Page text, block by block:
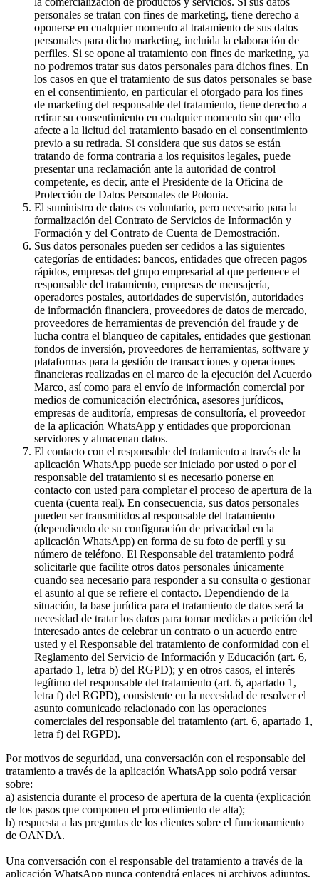
personales se tratan con fines de marketing, tiene derecho a
oponerse en cualquier momento al tratamiento de sus datos
personales para dicho marketing, incluida la elaboración de
perfiles. Si se opone al tratamiento con fines de marketing, ya
no podremos tratar sus datos personales para dichos fines. En
los casos en que el tratamiento de sus datos personales se base
en el consentimiento, en particular el otorgado para los fines
de marketing del responsable del tratamiento, tiene derecho a
retirar su consentimiento en cualquier momento sin que ello
afecte a la licitud del tratamiento basado en el consentimiento
previo a su retirada. Si considera que sus datos se están
tratando de forma contraria a los requisitos legales, puede
presentar una reclamación ante la autoridad de control
competente, es decir, ante el Presidente de la Oficina de
Protección de Datos Personales de Polonia.
El suministro de datos es voluntario, pero necesario para la
formalización del Contrato de Servicios de Información y
Formación y del Contrato de Cuenta de Demostración.
Sus datos personales pueden ser cedidos a las siguientes
categorías de entidades: bancos, entidades que ofrecen pagos
rápidos, empresas del grupo empresarial al que pertenece el
responsable del tratamiento, empresas de mensajería,
operadores postales, autoridades de supervisión, autoridades
de información financiera, proveedores de datos de mercado,
proveedores de herramientas de prevención del fraude y de
lucha contra el blanqueo de capitales, entidades que gestionan
fondos de inversión, proveedores de herramientas, software y
plataformas para la gestión de transacciones y operaciones
financieras realizadas en el marco de la ejecución del Acuerdo
Marco, así como para el envío de información comercial por
medios de comunicación electrónica, asesores jurídicos,
empresas de auditoría, empresas de consultoría, el proveedor
de la aplicación WhatsApp y entidades que proporcionan
servidores y almacenan datos.
El contacto con el responsable del tratamiento a través de la
aplicación WhatsApp puede ser iniciado por usted o por el
responsable del tratamiento si es necesario ponerse en
contacto con usted para completar el proceso de apertura de la
cuenta (cuenta real). En consecuencia, sus datos personales
pueden ser transmitidos al responsable del tratamiento
(dependiendo de su configuración de privacidad en la
aplicación WhatsApp) en forma de su foto de perfil y su
número de teléfono. El Responsable del tratamiento podrá
solicitarle que facilite otros datos personales únicamente
cuando sea necesario para responder a su consulta o gestionar
el asunto al que se refiere el contacto. Dependiendo de la
situación, la base jurídica para el tratamiento de datos será la
necesidad de tratar los datos para tomar medidas a petición del
interesado antes de celebrar un contrato o un acuerdo entre
usted y el Responsable del tratamiento de conformidad con el
Reglamento del Servicio de Información y Educación (art. 6,
apartado 1, letra b) del RGPD); y en otros casos, el interés
legítimo del responsable del tratamiento (art. 6, apartado 1,
letra f) del RGPD), consistente en la necesidad de resolver el
asunto comunicado relacionado con las operaciones
comerciales del responsable del tratamiento (art. 6, apartado 1,
letra f) del RGPD).
Por motivos de seguridad, una conversación con el responsable del
tratamiento a través de la aplicación WhatsApp solo podrá versar
sobre:
a) asistencia durante el proceso de apertura de la cuenta (explicación
de los pasos que componen el procedimiento de alta);
b) respuesta a las preguntas de los clientes sobre el funcionamiento
de OANDA.
Una conversación con el responsable del tratamiento a través de la
aplicación WhatsApp nunca contendrá enlaces ni archivos adjuntos,